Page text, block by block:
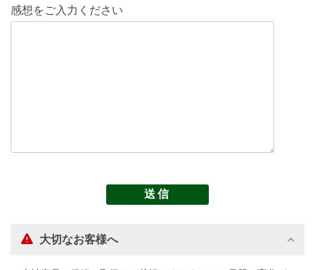
感想をご入力ください
大切なお客様へ